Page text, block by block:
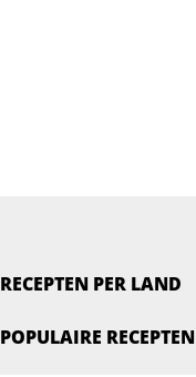
RECEPTEN PER LAND
POPULAIRE RECEPTEN